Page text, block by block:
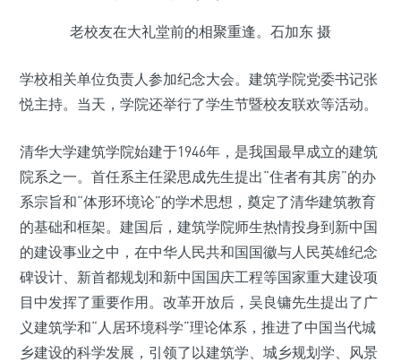
老校友在大礼堂前的相聚重逢。石加东 摄
学校相关单位负责人参加纪念大会。建筑学院党委书记张
悦主持。当天，学院还举行了学生节暨校友联欢等活动。
清华大学建筑学院始建于1946年，是我国最早成立的建筑
院系之一。首任系主任梁思成先生提出“住者有其房”的办
系宗旨和“体形环境论”的学术思想，奠定了清华建筑教育
的基础和框架。建国后，建筑学院师生热情投身到新中国
的建设事业之中，在中华人民共和国国徽与人民英雄纪念
碑设计、新首都规划和新中国国庆工程等国家重大建设项
目中发挥了重要作用。改革开放后，吴良镛先生提出了广
义建筑学和“人居环境科学”理论体系，推进了中国当代城
乡建设的科学发展，引领了以建筑学、城乡规划学、风景